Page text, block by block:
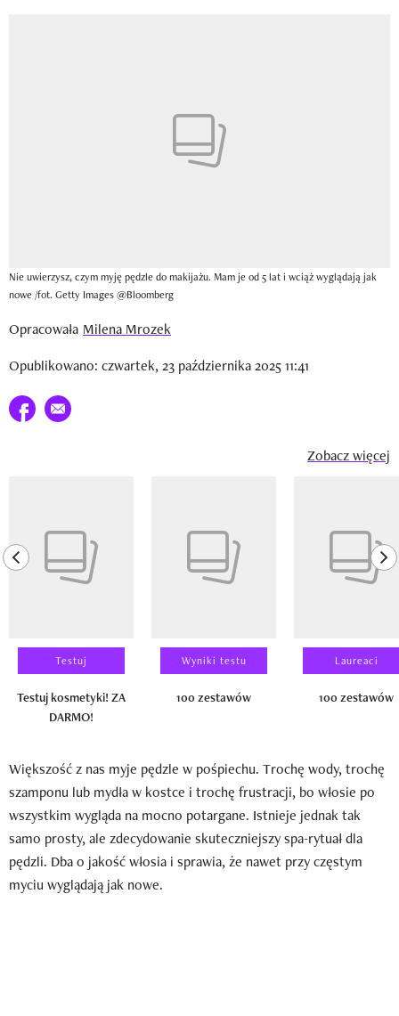
Nie uwierzysz, czym myję pędzle do makijażu. Mam je od 5 lat i wciąż wyglądają jak
nowe /fot. Getty Images @Bloomberg
Opracowała Milena Mrozek
Opublikowano: czwartek, 23 października 2025 11:41
Udostępnij na facebook
E-mail do przyjaciela
Zobacz więcej
previous element
Testuj
Testuj kosmetyki! ZA
DARMO!
Wyniki testu
100 zestawów
Laureaci
100 zestawów
Większość z nas myje pędzle w pośpiechu. Trochę wody, trochę
szamponu lub mydła w kostce i trochę frustracji, bo włosie po
wszystkim wygląda na mocno potargane. Istnieje jednak tak
samo prosty, ale zdecydowanie skuteczniejszy spa-rytuał dla
pędzli. Dba o jakość włosia i sprawia, że nawet przy częstym
myciu wyglądają jak nowe.